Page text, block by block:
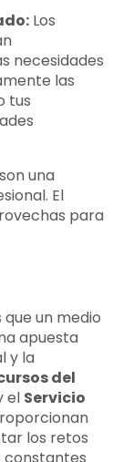
Los
necesidades
las
tus
una
El
para
un medio
apuesta
y la
del
el Servicio
los retos